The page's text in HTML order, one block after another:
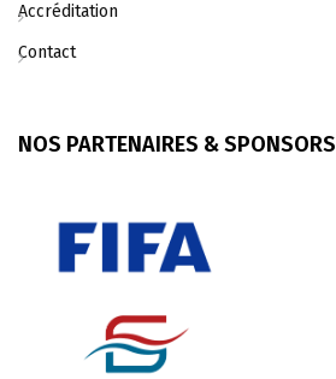
Accréditation
Contact
NOS PARTENAIRES & SPONSORS